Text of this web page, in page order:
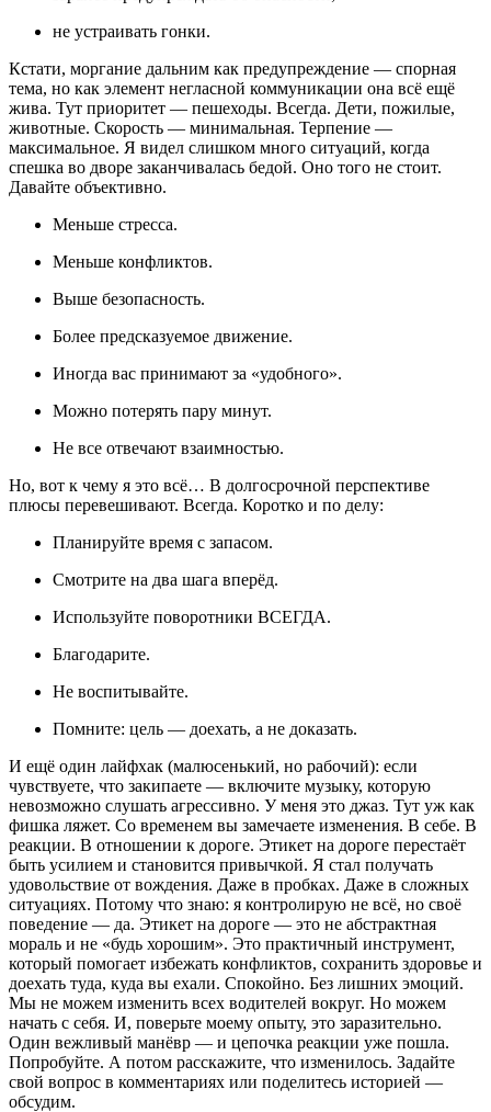
не устраивать гонки.
Кстати, моргание дальним как предупреждение — спорная
тема, но как элемент негласной коммуникации она всё ещё
жива. Тут приоритет — пешеходы. Всегда. Дети, пожилые,
животные. Скорость — минимальная. Терпение —
максимальное. Я видел слишком много ситуаций, когда
спешка во дворе заканчивалась бедой. Оно того не стоит.
Давайте объективно.
Меньше стресса.
Меньше конфликтов.
Выше безопасность.
Более предсказуемое движение.
Иногда вас принимают за «удобного».
Можно потерять пару минут.
Не все отвечают взаимностью.
Но, вот к чему я это всё… В долгосрочной перспективе
плюсы перевешивают. Всегда. Коротко и по делу:
Планируйте время с запасом.
Смотрите на два шага вперёд.
Используйте поворотники ВСЕГДА.
Благодарите.
Не воспитывайте.
Помните: цель — доехать, а не доказать.
И ещё один лайфхак (малюсенький, но рабочий): если
чувствуете, что закипаете — включите музыку, которую
невозможно слушать агрессивно. У меня это джаз. Тут уж как
фишка ляжет. Со временем вы замечаете изменения. В себе. В
реакции. В отношении к дороге. Этикет на дороге перестаёт
быть усилием и становится привычкой. Я стал получать
удовольствие от вождения. Даже в пробках. Даже в сложных
ситуациях. Потому что знаю: я контролирую не всё, но своё
поведение — да. Этикет на дороге — это не абстрактная
мораль и не «будь хорошим». Это практичный инструмент,
который помогает избежать конфликтов, сохранить здоровье и
доехать туда, куда вы ехали. Спокойно. Без лишних эмоций.
Мы не можем изменить всех водителей вокруг. Но можем
начать с себя. И, поверьте моему опыту, это заразительно.
Один вежливый манёвр — и цепочка реакции уже пошла.
Попробуйте. А потом расскажите, что изменилось. Задайте
свой вопрос в комментариях или поделитесь историей —
обсудим.